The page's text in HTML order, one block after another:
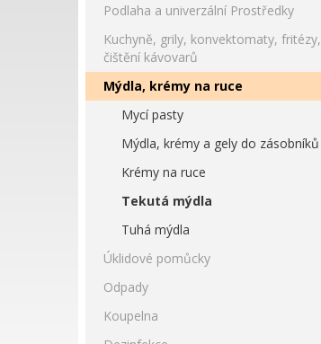
Podlaha a univerzální Prostředky
Kuchyně, grily, konvektomaty, fritézy,
čištění kávovarů
Mýdla, krémy na ruce
Mycí pasty
Mýdla, krémy a gely do zásobníků
Krémy na ruce
Tekutá mýdla
Tuhá mýdla
Úklidové pomůcky
Odpady
Koupelna